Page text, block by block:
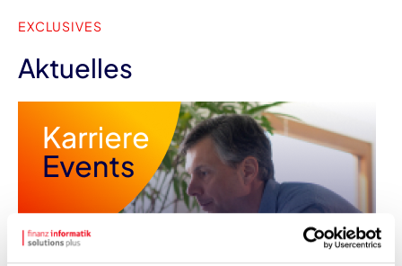
EXCLUSIVES
Aktuelles